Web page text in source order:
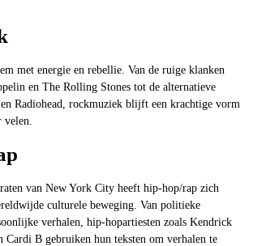
met energie en rebellie. Van de ruige klanken
en The Rolling Stones tot de alternatieve
Radiohead, rockmuziek blijft een krachtige vorm
velen.
van New York City heeft hip-hop/rap zich
culturele beweging. Van politieke
verhalen, hip-hopartiesten zoals Kendrick
Cardi B gebruiken hun teksten om verhalen te